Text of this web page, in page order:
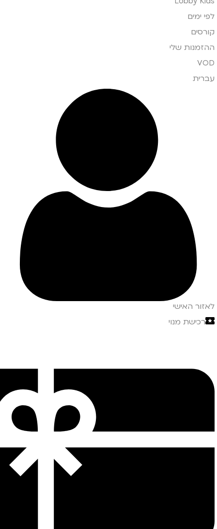
לפי ימים
קורסים
ההזמנות שלי
VOD
עברית
לאזור האישי
רכישת מנוי